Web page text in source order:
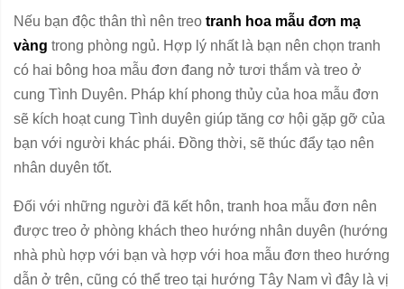
Nếu bạn độc thân thì nên treo tranh hoa mẫu đơn mạ
vàng trong phòng ngủ. Hợp lý nhất là bạn nên chọn tranh
có hai bông hoa mẫu đơn đang nở tươi thắm và treo ở
cung Tình Duyên. Pháp khí phong thủy của hoa mẫu đơn
sẽ kích hoạt cung Tình duyên giúp tăng cơ hội gặp gỡ của
bạn với người khác phái. Đồng thời, sẽ thúc đẩy tạo nên
nhân duyên tốt.
Đối với những người đã kết hôn, tranh hoa mẫu đơn nên
được treo ở phòng khách theo hướng nhân duyên (hướng
nhà phù hợp với bạn và hợp với hoa mẫu đơn theo hướng
dẫn ở trên, cũng có thể treo tại hướng Tây Nam vì đây là vị